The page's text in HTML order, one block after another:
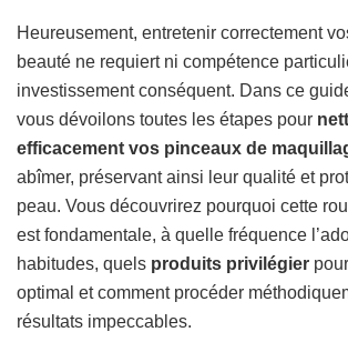
Heureusement, entretenir correctement
beauté ne requiert ni compétence
investissement conséquent. Dans ce
vous dévoilons toutes les étapes pour
efficacement vos pinceaux de
abîmer, préservant ainsi leur qualité et
peau. Vous découvrirez pourquoi cette
est fondamentale, à quelle fréquence
habitudes, quels produits privilégier
optimal et comment procéder
résultats impeccables.